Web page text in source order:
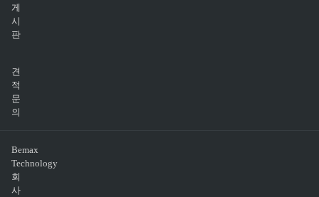
게
시
판
견
적
문
의
Bemax
Technology
회
사